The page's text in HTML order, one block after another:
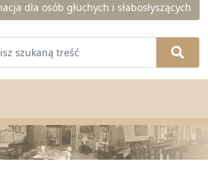
dla osób głuchych i słabosłyszących